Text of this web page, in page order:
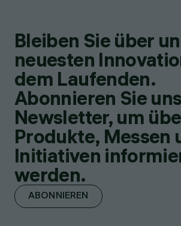
Bleiben Sie über
neuesten
dem Laufenden.
Abonnieren Sie
Newsletter, um
Produkte, Messen
Initiativen
werden.
ABONNIEREN